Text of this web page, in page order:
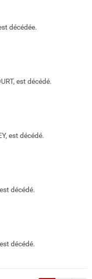
décédée.
est décédé.
est décédé.
décédé.
décédé.